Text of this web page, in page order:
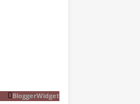
BloggerWidget